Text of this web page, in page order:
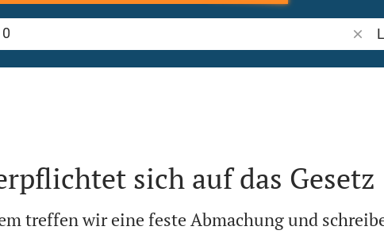
sich auf das Gesetz
treffen wir eine feste Abmachung und